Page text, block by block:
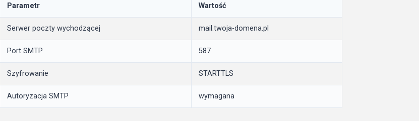
Parametr Wartość
Serwer poczty wychodzącej mail.twoja-domena.pl
Port SMTP 587
Szyfrowanie STARTTLS
Autoryzacja SMTP wymagana